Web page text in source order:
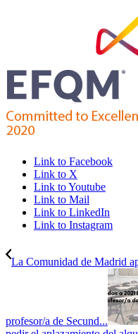
Link to Facebook
Link to X
Link to Youtube
Link to Mail
Link to LinkedIn
Link to Instagram
La Comunidad de Madrid
profesor/a de Secund...